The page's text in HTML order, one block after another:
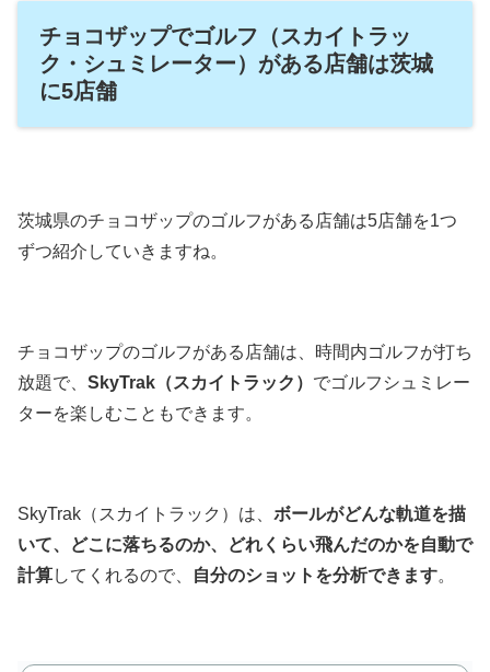
チョコザップでゴルフ（スカイトラッ
ク・シュミレーター）がある店舗は茨城
に5店舗
茨城県のチョコザップのゴルフがある店舗は5店舗を1つ
ずつ紹介していきますね。
チョコザップのゴルフがある店舗は、時間内ゴルフが打ち
放題で、 SkyTrak（スカイトラック） でゴルフシュミレー
ターを楽しむこともできます。
SkyTrak（スカイトラック）は、 ボールがどんな軌道を描
いて、どこに落ちるのか、どれくらい飛んだのかを自動で
計算してくれるので、 自分のショットを分析できます。